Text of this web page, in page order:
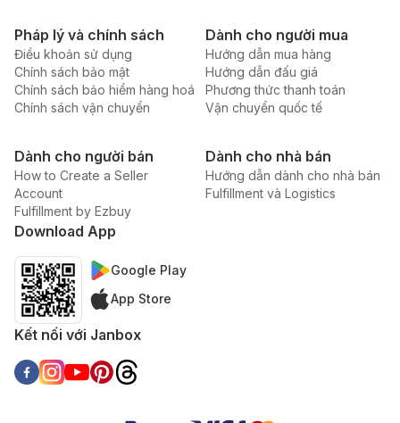
Pháp lý và chính sách
Điều khoản sử dụng
Chính sách bảo mật
Chính sách bảo hiểm hàng hoá
Chính sách vận chuyển
Dành cho người mua
Hướng dẫn mua hàng
Hướng dẫn đấu giá
Phương thức thanh toán
Vận chuyển quốc tế
Dành cho người bán
How to Create a Seller
Account
Fulfillment by Ezbuy
Dành cho nhà bán
Hướng dẫn dành cho nhà bán
Fulfillment và Logistics
Download App
Google Play
App Store
Kết nối với Janbox